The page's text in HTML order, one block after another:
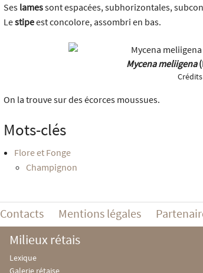
Ses lamessont espacées, subhorizontales,
Lestipeest concolore, assombri en bas.
Mycena meliigena
On la trouve sur des écorces moussues.
Mots-clés
Flore et Fonge
Champignon
Contacts Mentions légales
Milieux rétais
Lexique
Galerie rétaise